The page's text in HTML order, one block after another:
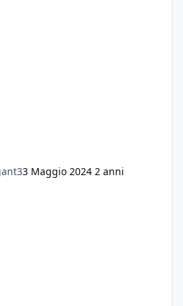
3 Maggio 2024 2 anni